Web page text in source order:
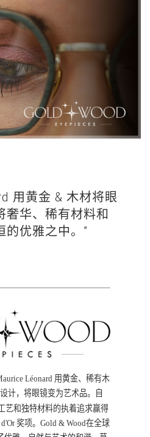
用黄金 & 木材将眼
奢华、稀有材料和
的优雅之中。”
Léonard 用黄金、稀有木
计，将眼镜变为艺术品。自
艺和独特材料的执着追求赢得
奖项。Gold & Wood在全球